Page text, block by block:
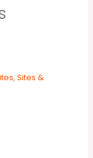
, Sites &